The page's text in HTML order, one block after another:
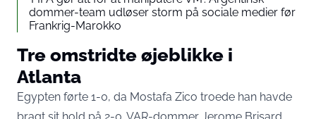
dommer-team udløser storm på sociale medier før
Frankrig-Marokko
Tre omstridte øjeblikke i
Atlanta
Egypten førte 1-0, da Mostafa Zico troede han havde